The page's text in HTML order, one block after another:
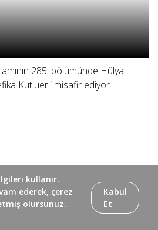
285. bölümünde Hülya
Kutluer'i misafir ediyor.
kullanır.
ederek, çerez
olursunuz.
Kabul
Et